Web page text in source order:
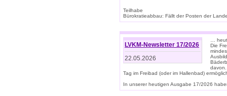
Teilhabe
Bürokratieabbau: Fällt der Posten der
LVKM-Newsletter 17/2026
22.05.2026
…
Die
davon.
Tag im Freibad (oder im Hallenbad)
In unserer heutigen Ausgabe 17/2026